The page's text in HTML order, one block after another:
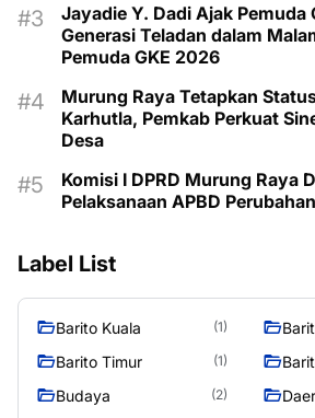
Jayadie Y. Dadi Ajak Pemuda
Generasi Teladan dalam
Pemuda GKE 2026
Murung Raya Tetapkan
Karhutla, Pemkab Perkuat
Desa
Komisi I DPRD Murung Raya
Pelaksanaan APBD
Label List
Barito Kuala (1)
Barito Timur (1)
Budaya (2)